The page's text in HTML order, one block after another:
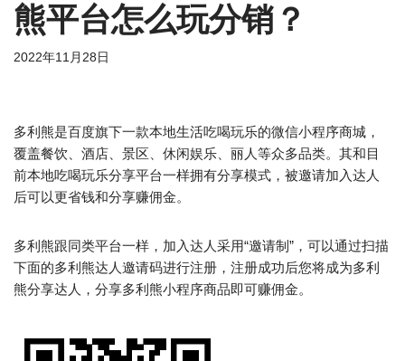
熊平台怎么玩分销？
2022年11月28日
多利熊是百度旗下一款本地生活吃喝玩乐的微信小程序商城，
覆盖餐饮、酒店、景区、休闲娱乐、丽人等众多品类。其和目
前本地吃喝玩乐分享平台一样拥有分享模式，被邀请加入达人
后可以更省钱和分享赚佣金。
多利熊跟同类平台一样，加入达人采用“邀请制”，可以通过扫描
下面的多利熊达人邀请码进行注册，注册成功后您将成为多利
熊分享达人，分享多利熊小程序商品即可赚佣金。